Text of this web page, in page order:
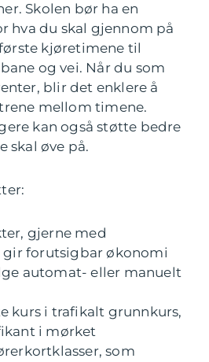
Skolen bør ha en
hva du skal gjennom på
kjøretimene til
og vei. Når du som
blir det enklere å
mellom timene.
kan også støtte bedre
skal øve på.
gjerne med
forutsigbar økonomi
automat- eller manuelt
kurs i trafikalt grunnkurs,
i mørket
som